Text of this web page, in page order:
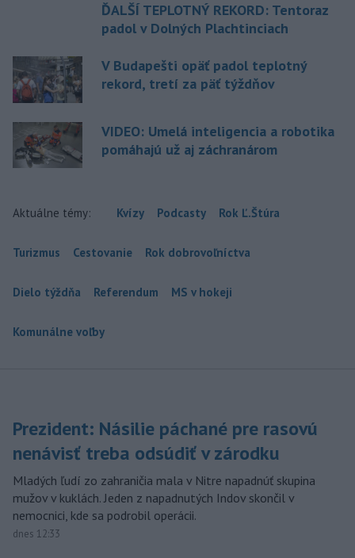
ĎALŠÍ TEPLOTNÝ REKORD: Tentoraz
padol v Dolných Plachtinciach
V Budapešti opäť padol teplotný
rekord, tretí za päť týždňov
VIDEO: Umelá inteligencia a robotika
pomáhajú už aj záchranárom
Aktuálne témy: Kvízy Podcasty Rok Ľ.Štúra
Turizmus Cestovanie Rok dobrovoľníctva
Dielo týždňa Referendum MS v hokeji
Komunálne voľby
Prezident: Násilie páchané pre rasovú
nenávisť treba odsúdiť v zárodku
Mladých ľudí zo zahraničia mala v Nitre napadnúť skupina
mužov v kuklách. Jeden z napadnutých Indov skončil v
nemocnici, kde sa podrobil operácii.
dnes 12:33